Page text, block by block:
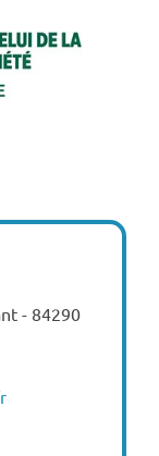
- 84290